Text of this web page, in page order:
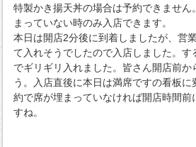
特製かき揚天丼の場合は予約できません
まっていない時のみ入店できます。
本日は開店2分後に到着しましたが、営
て入れそうでしたので入店しました。
でギリギリ入れました。皆さん開店前か
う。入店直後に本日は満席ですの看板
約で席が埋まっていなければ開店時間
すね。